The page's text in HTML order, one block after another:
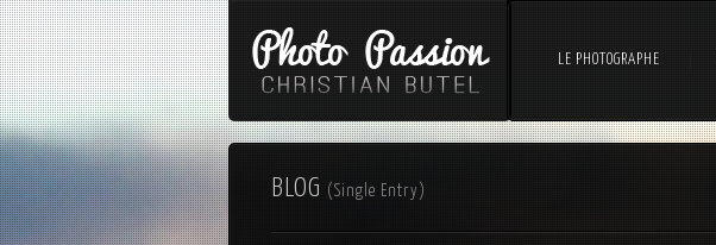
LE PHOTOGRAPHE
BLOG (Single Entry)